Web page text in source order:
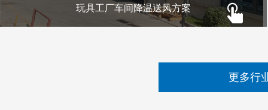
玩具工厂车间降温送风方案
更多行